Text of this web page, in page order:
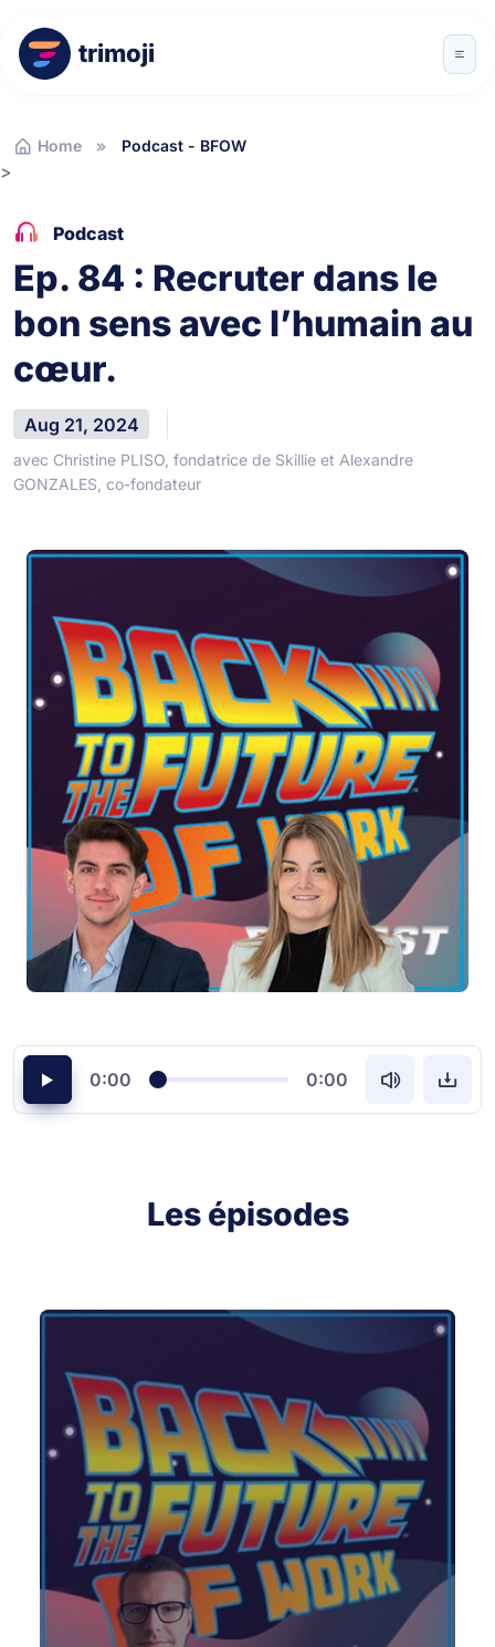
trimoji
Home Podcast - BFOW
>
Podcast
Ep. 84 : Recruter dans le
bon sens avec l’humain au
cœur.
Aug 21, 2024
avec Christine PLISO, fondatrice de Skillie et Alexandre
GONZALES, co-fondateur
0:00 0:00
Les épisodes